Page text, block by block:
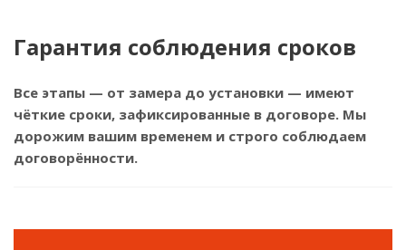
Гарантия соблюдения сроков
Все этапы — от замера до установки — имеют
чёткие сроки, зафиксированные в договоре. Мы
дорожим вашим временем и строго соблюдаем
договорённости.